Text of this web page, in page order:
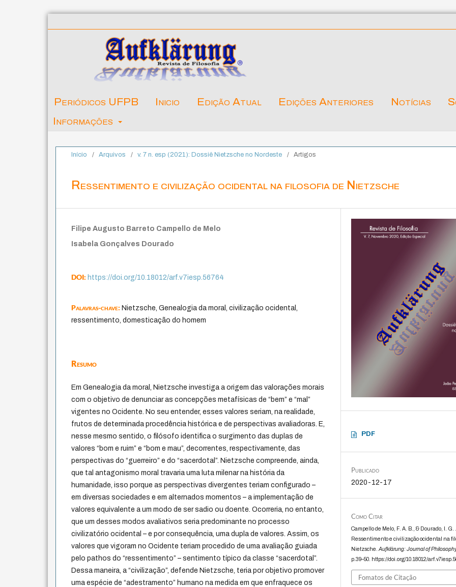
Periódicos UFPB Inicio Edição Atual Edições Anteriores Notícias
Informações
Início / Arquivos / v. 7 n. esp (2021): Dossiê Nietzsche no Nordeste / Artigos
Ressentimento e civilização ocidental na filosofia de Nietzsche
Filipe Augusto Barreto Campello de Melo
Isabela Gonçalves Dourado
DOI:https://doi.org/10.18012/arf.v7iesp.56764
Palavras-chave:Nietzsche, Genealogia da moral, civilização ocidental,
ressentimento, domesticação do homem
Resumo
Em Genealogia da moral, Nietzsche investiga a origem das valorações morais
com o objetivo de denunciar as concepções metafísicas de “bem” e “mal”
vigentes no Ocidente. No seu entender, esses valores seriam, na realidade,
frutos de determinada procedência histórica e de perspectivas avaliadoras. E,
nesse mesmo sentido, o filósofo identifica o surgimento das duplas de
valores “bom e ruim” e “bom e mau”, decorrentes, respectivamente, das
perspectivas do “guerreiro” e do “sacerdotal”. Nietzsche compreende, ainda,
que tal antagonismo moral travaria uma luta milenar na história da
humanidade, isso porque as perspectivas divergentes teriam configurado –
em diversas sociedades e em alternados momentos – a implementação de
valores equivalente a um modo de ser sadio ou doente. Ocorreria, no entanto,
que um desses modos avaliativos seria predominante no processo
civilizatório ocidental – e por consequência, uma dupla de valores. Assim, os
valores que vigoram no Ocidente teriam procedido de uma avaliação guiada
pelo pathos do “ressentimento” – sentimento típico da classe “sacerdotal”.
Dessa maneira, a “civilização”, defende Nietzsche, teria por objetivo promover
uma espécie de “adestramento” humano na medida em que enfraquece os
PDF
Publicado
2020-12-17
Como Citar
Campello de Melo, F. A. B., & Dourado, I. G. .
Ressentimento e civilização ocidental na
Nietzsche.Aufklärung: Journal of
p.39–50. https://doi.org/10.18012/
Fomatos de Citação